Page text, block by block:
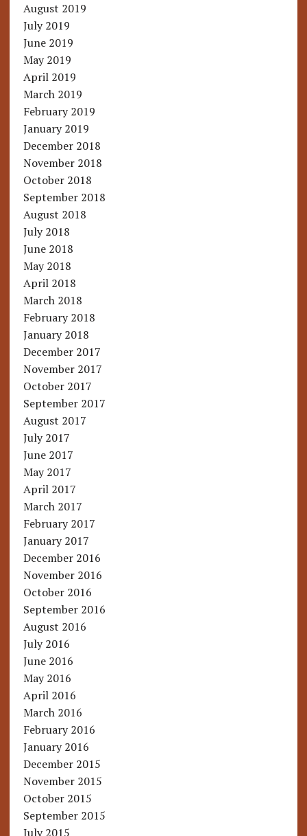
August 2019
July 2019
June 2019
May 2019
April 2019
March 2019
February 2019
January 2019
December 2018
November 2018
October 2018
September 2018
August 2018
July 2018
June 2018
May 2018
April 2018
March 2018
February 2018
January 2018
December 2017
November 2017
October 2017
September 2017
August 2017
July 2017
June 2017
May 2017
April 2017
March 2017
February 2017
January 2017
December 2016
November 2016
October 2016
September 2016
August 2016
July 2016
June 2016
May 2016
April 2016
March 2016
February 2016
January 2016
December 2015
November 2015
October 2015
September 2015
July 2015